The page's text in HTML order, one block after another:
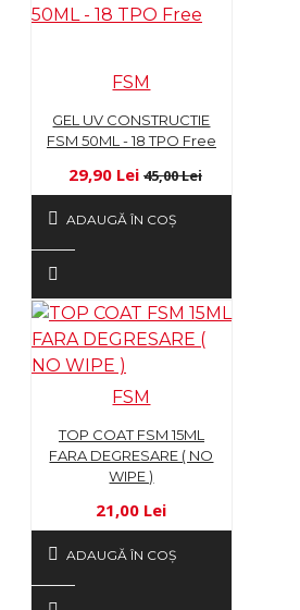
FSM
GEL UV CONSTRUCTIE
FSM 50ML - 18 TPO Free
29,90 Lei 45,00 Lei
ADAUGĂ ÎN COŞ
FSM
TOP COAT FSM 15ML
FARA DEGRESARE ( NO
WIPE )
21,00 Lei
ADAUGĂ ÎN COŞ